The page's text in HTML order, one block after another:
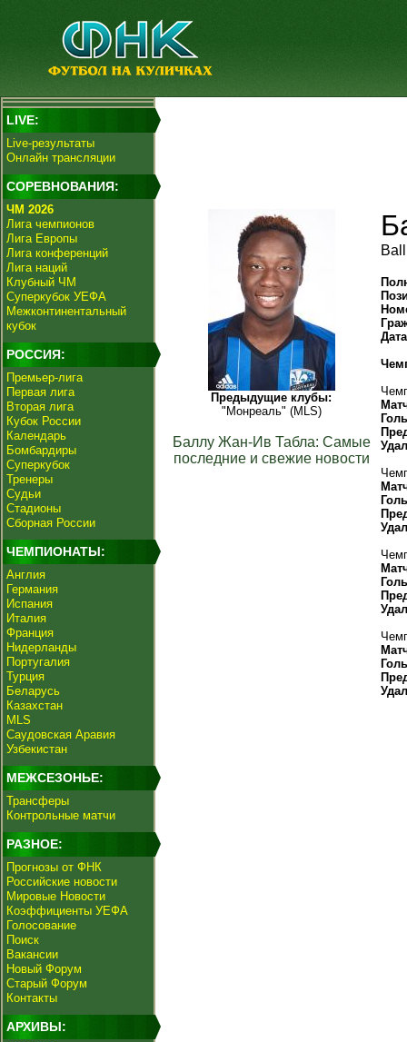
LIVE:
Live-результаты
Онлайн трансляции
СОРЕВНОВАНИЯ:
ЧМ 2026
Лига чемпионов
Лига Европы
Лига конференций
Лига наций
Клубный ЧМ
Суперкубок УЕФА
Межконтинентальный
кубок
РОССИЯ:
Премьер-лига
Первая лига
Вторая лига
Кубок России
Календарь
Бомбардиры
Суперкубок
Тренеры
Судьи
Стадионы
Сборная России
ЧЕМПИОНАТЫ:
Англия
Германия
Испания
Италия
Франция
Нидерланды
Португалия
Турция
Беларусь
Казахстан
MLS
Саудовская Аравия
Узбекистан
МЕЖСЕЗОНЬЕ:
Трансферы
Контрольные матчи
РАЗНОЕ:
Прогнозы от ФНК
Российские новости
Мировые Новости
Коэффициенты УЕФА
Голосование
Поиск
Вакансии
Новый Форум
Старый Форум
Контакты
АРХИВЫ:
Предыдущие клубы:
"Монреаль" (MLS)
Баллу Жан-Ив Табла: Самые
последние и свежие новости